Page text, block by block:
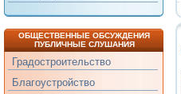
ОБЩЕСТВЕННЫЕ ОБСУЖДЕНИЯ
ПУБЛИЧНЫЕ СЛУШАНИЯ
Градостроительство
Благоустройство